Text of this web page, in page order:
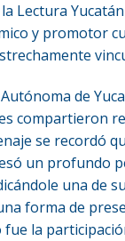
Lectura
y promotor
de
compartieron
se recordó
un profundo
una de
forma de
la